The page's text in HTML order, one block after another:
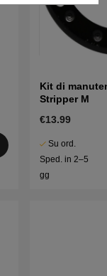
Kit di
Stripper M
€13.99
Su ord.
Sped. in 2–5
gg